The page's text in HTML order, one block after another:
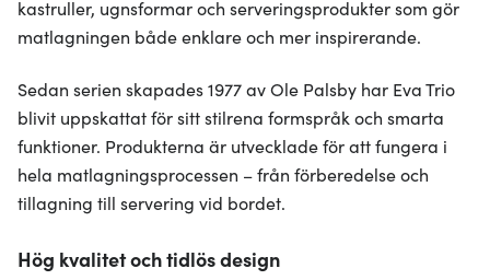
kastruller, ugnsformar och serveringsprodukter som gör
matlagningen både enklare och mer inspirerande.
Sedan serien skapades 1977 av Ole Palsby har Eva Trio
blivit uppskattat för sitt stilrena formspråk och smarta
funktioner. Produkterna är utvecklade för att fungera i
hela matlagningsprocessen – från förberedelse och
tillagning till servering vid bordet.
Hög kvalitet och tidlös design